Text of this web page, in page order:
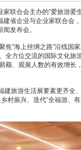
联合会主办的“爱旅游爱
省企业与企业家联合会
发布会。
海上丝绸之路”沿线国家
全方位交流的国际文化旅
、观展人数的有效增长
旅游生活展要素更齐全
村振兴、迭代“全福游、